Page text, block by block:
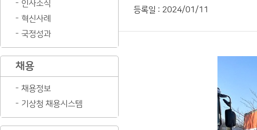
인사소식
혁신사례
국정성과
채용
채용정보
기상청 채용시스템
등록일 : 2024/01/11